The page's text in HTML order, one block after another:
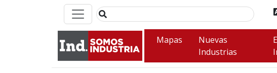
Mapas
Nuevas
Industrias